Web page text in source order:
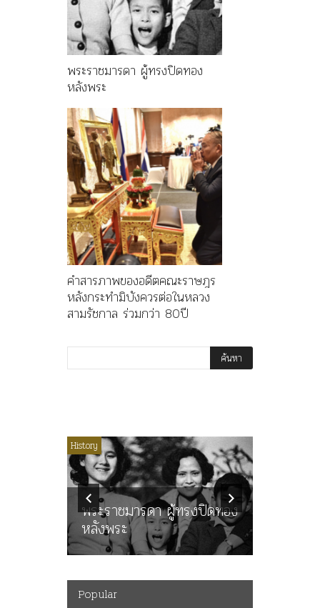
พระราชมารดา ผู้ทรงปิดทอง
หลังพระ
คำสารภาพของอดีตคณะราษฎร
หลังกระทำมิบังควรต่อในหลวง
สามรัชกาล ร่วมกว่า 80ปี
History
พระราชมารดา ผู้ทรงปิดทอง
หลังพระ
Popular